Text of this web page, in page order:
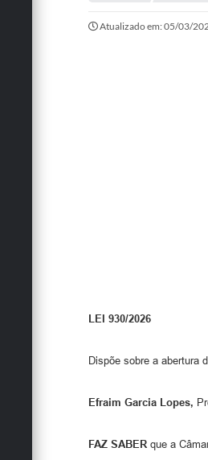
Atualizado em: 05/03/
LEI 930/2026
Dispõe sobre a abertura
Efraim Garcia Lopes,
FAZ SABERque a